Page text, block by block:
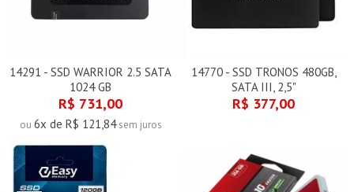
14291 - SSD WARRIOR 2.5 SATA
1024 GB
R$ 731,00
ou 6x de R$ 121,84sem juros
14770 - SSD TRONOS 480GB,
SATA III, 2,5"
R$ 377,00